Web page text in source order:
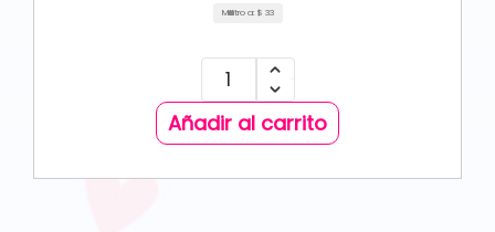
Mililitro a: $ 33
Añadir al carrito